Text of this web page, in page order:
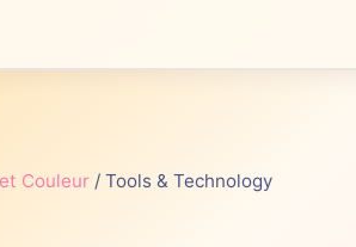
Couleur / Tools & Technology